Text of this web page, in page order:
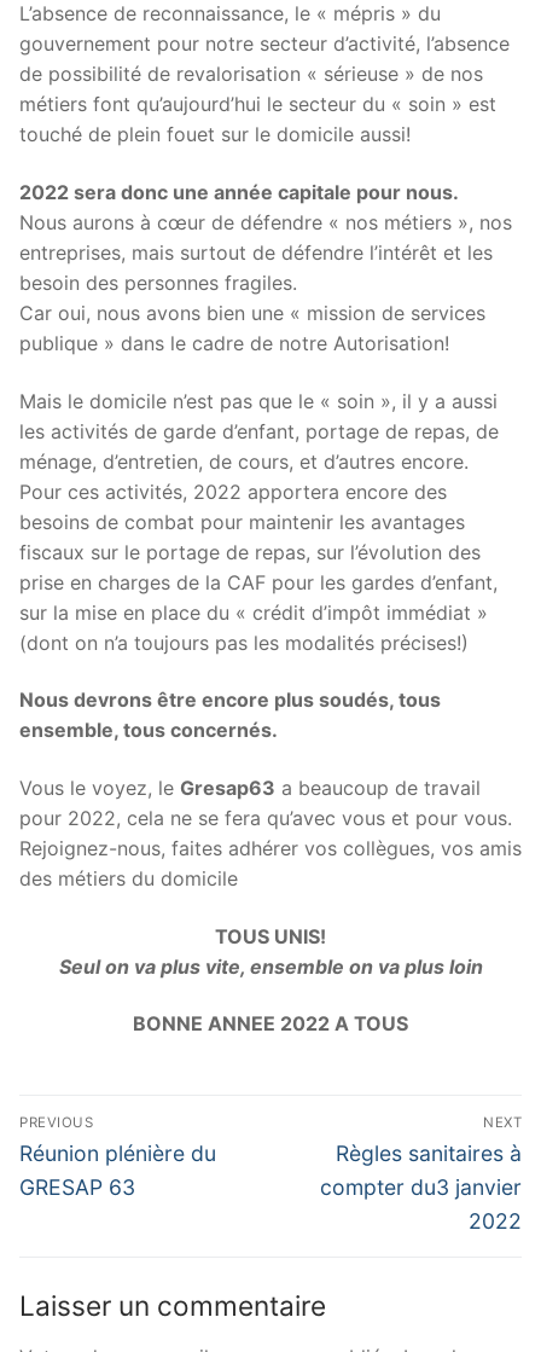
L’absence de reconnaissance, le « mépris » du
gouvernement pour notre secteur d’activité, l’absence
de possibilité de revalorisation « sérieuse » de nos
métiers font qu’aujourd’hui le secteur du « soin » est
touché de plein fouet sur le domicile aussi!
2022 sera donc une année capitale pour nous.
Nous aurons à cœur de défendre « nos métiers », nos
entreprises, mais surtout de défendre l’intérêt et les
besoin des personnes fragiles.
Car oui, nous avons bien une « mission de services
publique » dans le cadre de notre Autorisation!
Mais le domicile n’est pas que le « soin », il y a aussi
les activités de garde d’enfant, portage de repas, de
ménage, d’entretien, de cours, et d’autres encore.
Pour ces activités, 2022 apportera encore des
besoins de combat pour maintenir les avantages
fiscaux sur le portage de repas, sur l’évolution des
prise en charges de la CAF pour les gardes d’enfant,
sur la mise en place du « crédit d’impôt immédiat »
(dont on n’a toujours pas les modalités précises!)
Nous devrons être encore plus soudés, tous
ensemble, tous concernés.
Vous le voyez, le Gresap63 a beaucoup de travail
pour 2022, cela ne se fera qu’avec vous et pour vous.
Rejoignez-nous, faites adhérer vos collègues, vos amis
des métiers du domicile
TOUS UNIS!
Seul on va plus vite, ensemble on va plus loin
BONNE ANNEE 2022 A TOUS
Navigation
de
l’article
PREVIOUS
Previous
post:
Réunion plénière du
GRESAP 63
NEXT
Next
post:
Règles sanitaires à
compter du3 janvier
2022
Laisser un commentaire